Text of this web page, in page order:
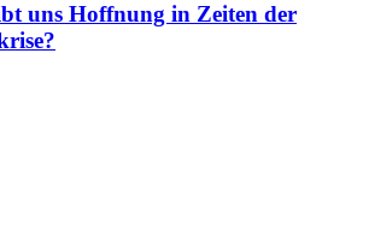
uns Hoffnung in Zeiten der